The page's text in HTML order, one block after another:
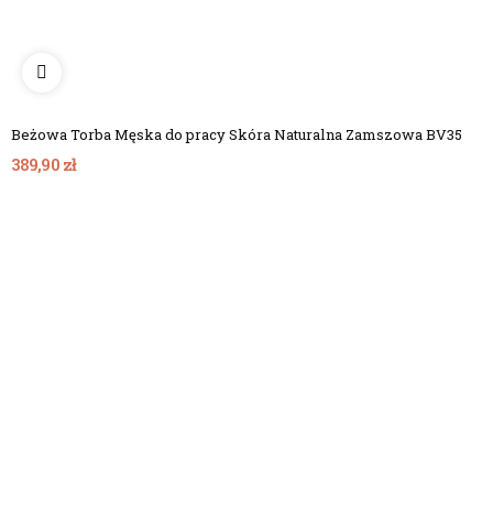
Beżowa Torba Męska do pracy Skóra Naturalna Zamszowa BV35
389,90 zł